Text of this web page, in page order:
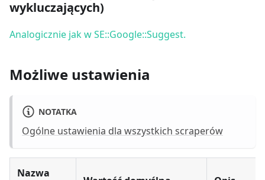
wykluczających)
Analogicznie jak w SE::Google::Suggest.
Możliwe ustawienia
NOTATKA
Ogólne ustawienia dla wszystkich scraperów
Nazwa